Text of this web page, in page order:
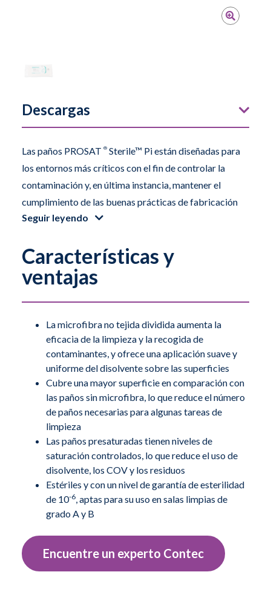
Descargas
Las paños PROSAT ® Sterile™ Pi están diseñadas para
los entornos más críticos con el fin de controlar la
contaminación y, en última instancia, mantener el
cumplimiento de las buenas prácticas de fabricación
actuales (cGMP) con un menor consumo de recursos.
poliéster y nailon, lo que mejora su eficacia de limpieza
y su capacidad de absorción de contaminantes. El
tejido de microfibra de 80 g/m² es altamente
absorbente y ofrece una liberación dosificada del
disolvente en las superficies, cubriendo áreas más
amplias en comparación con otras paños presaturadas.
Las paños PROSAT Sterile Pi están presaturadas con un
70 % de IPA de grado USP y un 30 % de agua
desionizada, lo que permite una aplicación controlada
en las superficies y menos COV en comparación con la
pulverización. La bolsa con cierre adhesivo se puede
volver a cerrar durante su uso para mantener el nivel de
saturación de las paños y la concentración de IPA. Las
paños están validadas como estériles con un nivel de
garantía de esterilidad de10-6y son aptas para su uso
en salas limpias de grado A y B.
Las paños PROSAT Sterile Pi son ideales para
fabricantes de productos farmacéuticos,
Seguir leyendo
Características y
ventajas
La microfibra no tejida dividida aumenta la
eficacia de la limpieza y la recogida de
contaminantes, y ofrece una aplicación suave y
uniforme del disolvente sobre las superficies
Cubre una mayor superficie en comparación con
las paños sin microfibra, lo que reduce el número
de paños necesarias para algunas tareas de
limpieza
Las paños presaturadas tienen niveles de
saturación controlados, lo que reduce el uso de
disolvente, los COV y los residuos
Estériles y con un nivel de garantía de esterilidad
de 10-6, aptas para su uso en salas limpias de
grado A y B
Encuentre un experto Contec